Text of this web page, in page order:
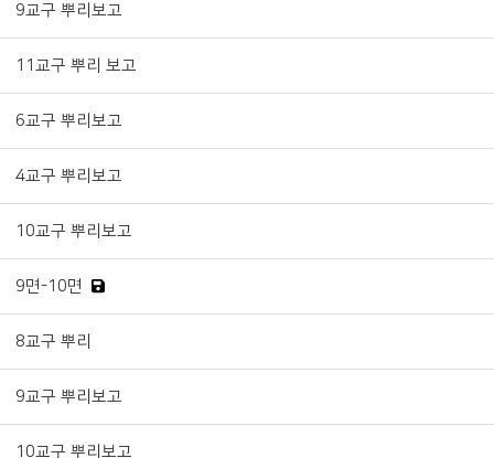
9교구 뿌리보고
11교구 뿌리 보고
6교구 뿌리보고
4교구 뿌리보고
10교구 뿌리보고
9면-10면
8교구 뿌리
9교구 뿌리보고
10교구 뿌리보고